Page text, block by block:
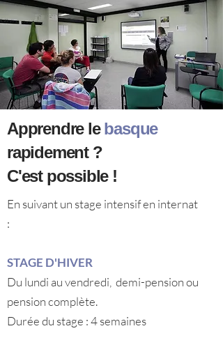
Apprendre lebasque
rapidement ?
C'est possible !
En suivant un stage intensif en internat
:
STAGE D'HIVER
Du lundi au vendredi, demi-pension ou
pension complète.
Durée du stage : 4 semaines